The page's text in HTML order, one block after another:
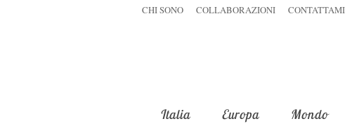
CHI SONO COLLABORAZIONI CONTATTAMI
Italia Europa Mondo